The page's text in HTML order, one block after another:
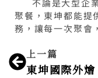
不論是大型企
聚餐，東坤都能提
務，讓每一次聚會
上一頁
上一篇